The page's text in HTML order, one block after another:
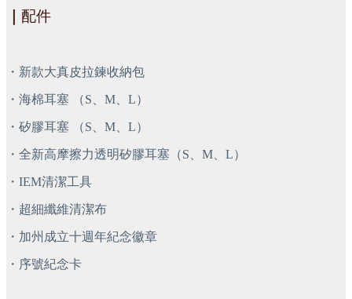
配件
・新款大真皮拉鍊收納包
・海棉耳塞 （S、M、L）
・矽膠耳塞 （S、M、L）
・全新高摩擦力透明矽膠耳塞（S、M、L）
・IEM清潔工具
・超細纖維清潔布
・加州成立十週年紀念徽章
・序號紀念卡